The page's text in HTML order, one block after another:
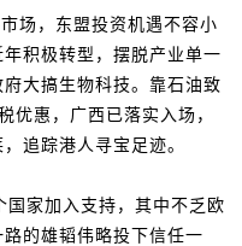
场，东盟投资机遇不容小
积极转型，摆脱产业单一
大搞生物科技。靠石油致
优惠，广西已落实入场，
追踪港人寻宝足迹。
家加入支持，其中不乏欧
的雄韬伟略投下信任一